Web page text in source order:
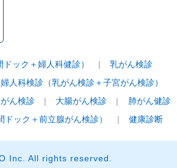
ック＋婦人科健診）
乳がん検診
婦人科検診（乳がん検診＋子宮がん検診）
がん検診 大腸がん検診
肺がん健診
ドック＋前立腺がん検診）
健康診断
Inc. All rights reserved.